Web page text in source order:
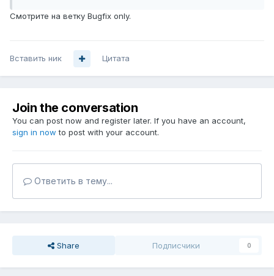
Смотрите на ветку Bugfix only.
Вставить ник Цитата
Join the conversation
You can post now and register later. If you have an account,
sign in now to post with your account.
Ответить в тему...
Share Подписчики 0